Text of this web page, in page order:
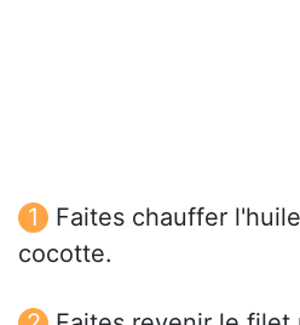
Faites chauffer
cocotte.